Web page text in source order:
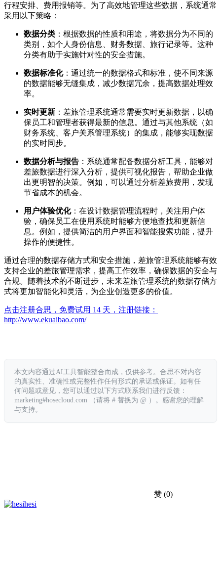
行程安排、费用报销等。为了高效地管理这些数据，系统通常
采用以下策略：
数据分类 ：根据数据的性质和用途，将数据分为不同的
类别，如个人身份信息、财务数据、旅行记录等。这种
分类有助于实施针对性的安全措施。
数据标准化：通过统一的数据格式和标准，使不同来源
的数据能够无缝集成，减少数据冗余，提高数据处理效
率。
实时更新 ：差旅管理系统通常需要实时更新数据，以确
保员工和管理者获得最新的信息。通过与其他系统（如
财务系统、客户关系管理系统）的集成，能够实现数据
的实时同步。
数据分析与报告 ：系统通常配备数据分析工具，能够对
差旅数据进行深入分析，提供可视化报告，帮助企业做
出更明智的决策。例如，可以通过分析差旅费用，发现
节省成本的机会。
用户体验优化：在设计数据管理流程时，关注用户体
验，确保员工在使用系统时能够方便地查找和更新信
息。例如，提供简洁的用户界面和智能搜索功能，提升
操作的便捷性。
通过合理的数据存储方式和安全措施，差旅管理系统能够有效
支持企业的差旅管理需求，提高工作效率，确保数据的安全与
合规。随着技术的不断进步，未来差旅管理系统的数据存储方
式将更加智能化和灵活，为企业创造更多的价值。
点击注册合思，免费试用 14 天，注册链接：
http://www.ekuaibao.com/
本文内容通过AI工具智能整合而成，仅供参考。合思不对内容
的真实性、准确性或完整性作任何形式的承诺或保证。如有任
何问题或意见，您可以通过以下方式联系我们进行反馈：
marketing#hosecloud.com （请将 # 替换为 @ ）。感谢您的理解
与支持。
赞 (0)
hesi